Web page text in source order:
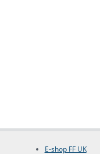
E-shop FF UK